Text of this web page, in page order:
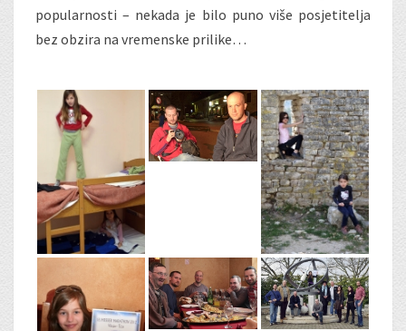
popularnosti – nekada je bilo puno više posjetitelja
bez obzira na vremenske prilike…